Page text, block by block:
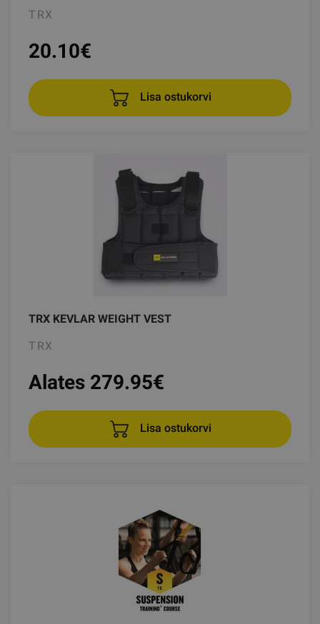
TRX
20.10€
Lisa ostukorvi
TRX KEVLAR WEIGHT VEST
TRX
Alates 279.95€
Lisa ostukorvi